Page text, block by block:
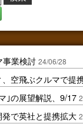
事業検討 24/06/28
空飛ぶクルマで提
｣の展望解説、9/17
で英社と提携拡大